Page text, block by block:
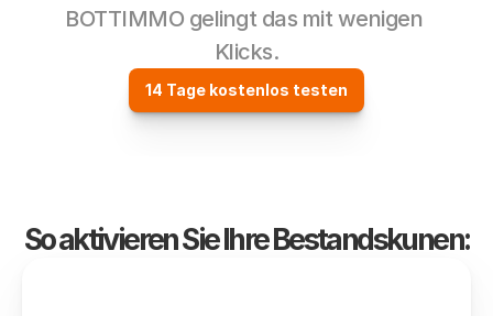
BOTTIMMO gelingt das mit wenigen
Klicks.
14 Tage kostenlos testen
So aktivieren Sie Ihre Bestandskunen: